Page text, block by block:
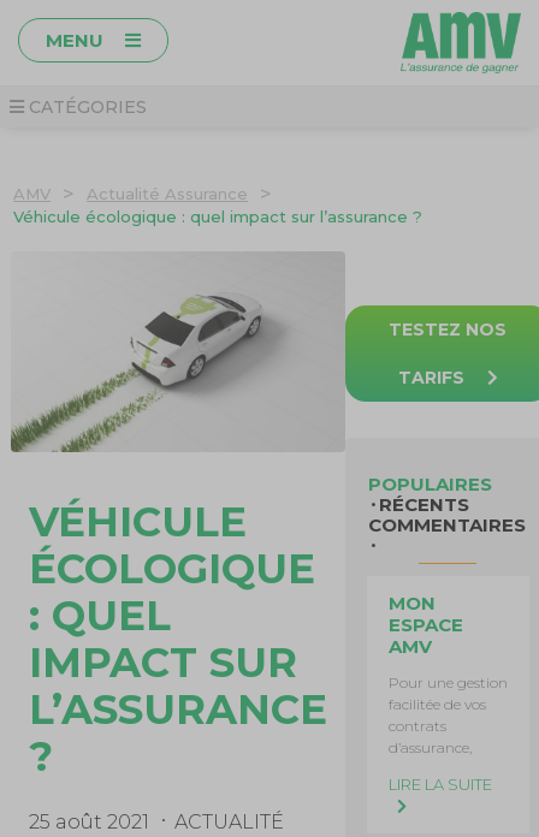
MENU
CATÉGORIES
AMV > Actualité Assurance >
Véhicule écologique : quel impact sur l’assurance ?
VÉHICULE
ÉCOLOGIQUE
: QUEL
IMPACT SUR
L’ASSURANCE
?
25 août 2021
ACTUALITÉ
TESTEZ NOS
TARIFS
POPULAIRES
RÉCENTS
COMMENTAIRES
MON
ESPACE
AMV
Pour une gestion
facilitée de vos
contrats
d’assurance,
LIRE LA SUITE